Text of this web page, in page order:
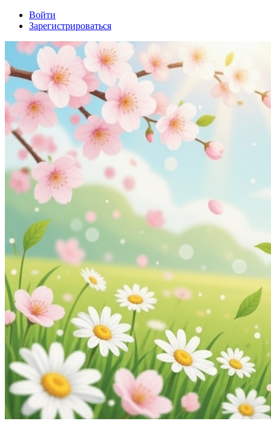
Войти
Зарегистрироваться